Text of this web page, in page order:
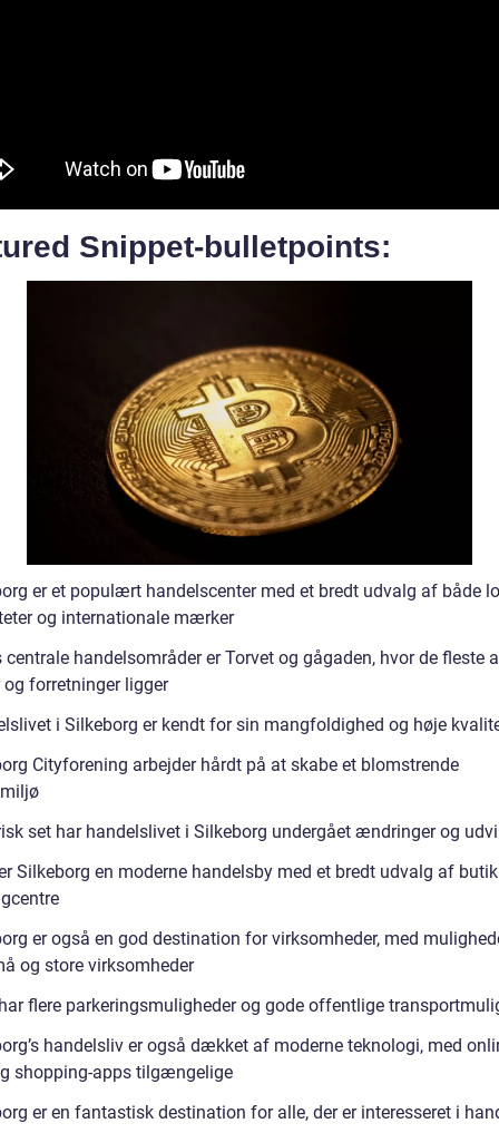
Snippet-bulletpoints:
er et populært handelscenter med et bredt udvalg af både
og internationale mærker
centrale handelsområder er Torvet og gågaden, hvor de fleste
forretninger ligger
i Silkeborg er kendt for sin mangfoldighed og høje
Cityforening arbejder hårdt på at skabe et blomstrende
set har handelslivet i Silkeborg undergået ændringer og
Silkeborg en moderne handelsby med et bredt udvalg af
er også en god destination for virksomheder, med
og store virksomheder
flere parkeringsmuligheder og gode offentlige
handelsliv er også dækket af moderne teknologi, med
shopping-apps tilgængelige
er en fantastisk destination for alle, der er interesseret i